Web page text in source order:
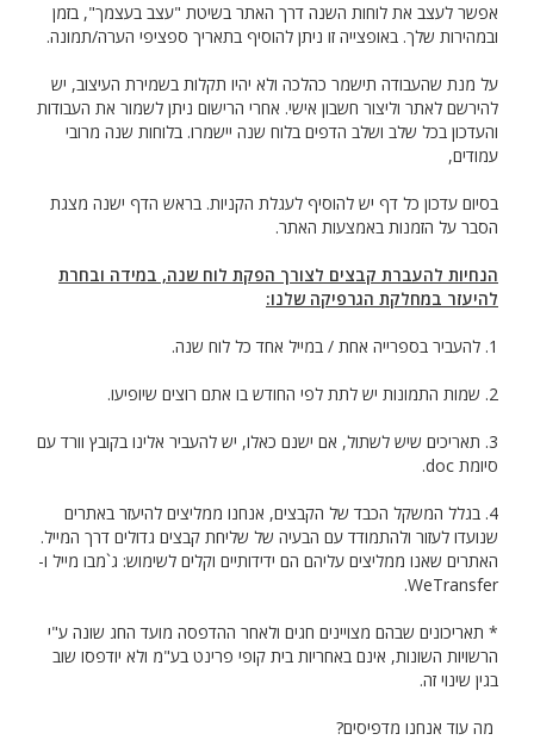
אפשר לעצב את לוחות השנה דרך האתר בשיטת "עצב בעצמך", בזמן
ובמהירות שלך. באופצייה זו ניתן להוסיף בתאריך ספציפי הערה/תמונה.
על מנת שהעבודה תישמר כהלכה ולא יהיו תקלות בשמירת העיצוב, יש
להירשם לאתר וליצור חשבון אישי. אחרי הרישום ניתן לשמור את העבודות
והעדכון בכל שלב ושלב הדפים בלוח שנה יישמרו. בלוחות שנה מרובי
עמודים,
בסיום עדכון כל דף יש להוסיף לעגלת הקניות. בראש הדף ישנה מצגת
הסבר על הזמנות באמצעות האתר.
הנחיות להעברת קבצים לצורך הפקת לוח שנה, במידה ובחרת
להיעזר במחלקת הגרפיקה שלנו:
1. להעביר בספרייה אחת / במייל אחד כל לוח שנה.
2. שמות התמונות יש לתת לפי החודש בו אתם רוצים שיופיעו.
3. תאריכים שיש לשתול, אם ישנם כאלו, יש להעביר אלינו בקובץ וורד עם
סיומת doc.
4. בגלל המשקל הכבד של הקבצים, אנחנו ממליצים להיעזר באתרים
שנועדו לעזור ולהתמודד עם הבעיה של שליחת קבצים גדולים דרך המייל.
האתרים שאנו ממליצים עליהם הם ידידותיים וקלים לשימוש: ג`מבו מייל ו-
WeTransfer.
* תאריכונים שבהם מצויינים חגים ולאחר ההדפסה מועד החג שונה ע"י
הרשויות השונות, אינם באחריות בית קופי פרינט בע"מ ולא יודפסו שוב
בגין שינוי זה.
מה עוד אנחנו מדפיסים?